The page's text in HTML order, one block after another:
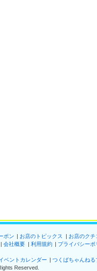
ポン お店のトピックス お店のクチ
会社概要 利用規約 プライバシーポ
ベントカレンダー つくばちゃんねる
Reserved